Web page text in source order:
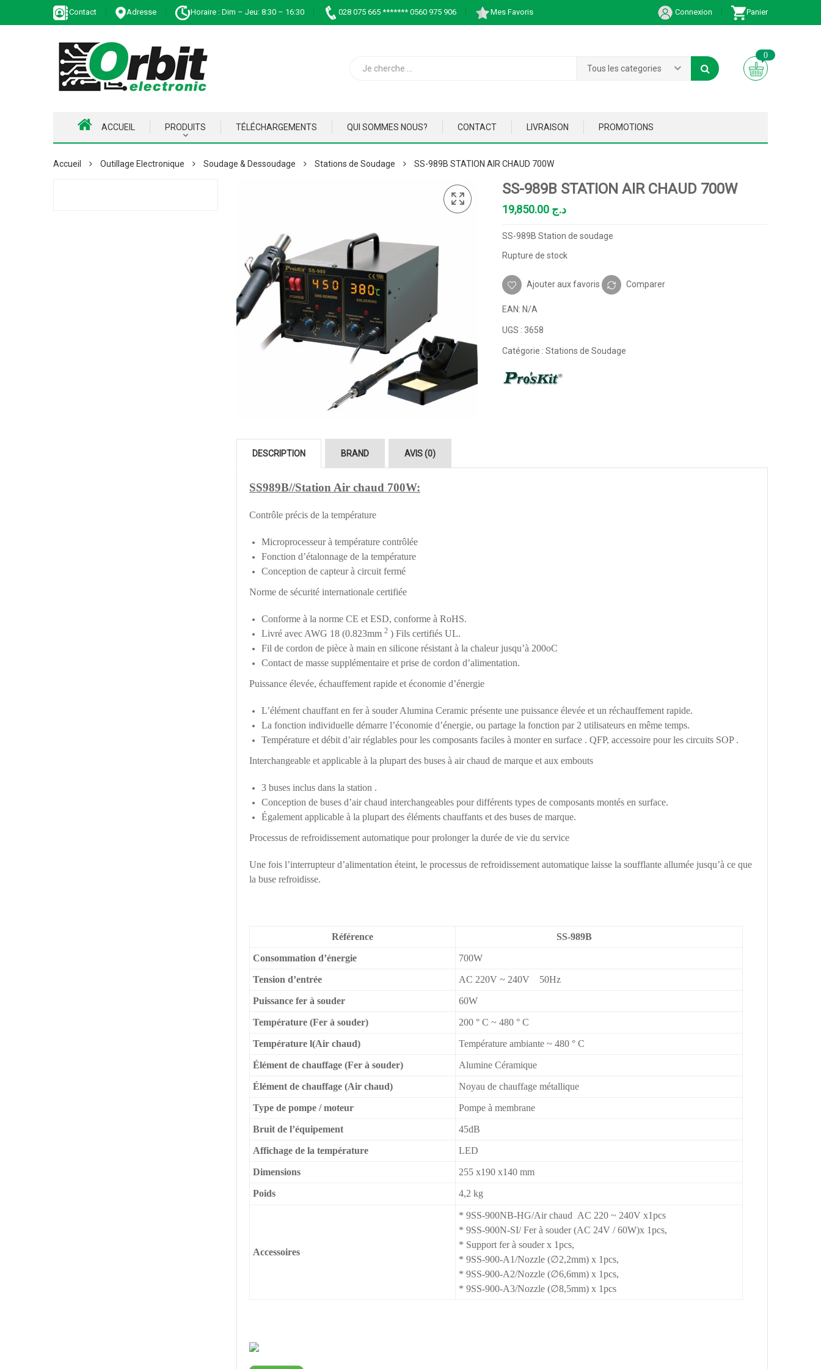
Contact Adresse Horaire : Dim – Jeu: 8:30 – 16:30 028 075 665 ******* 0560 975 906 Mes Favoris Connexion Panier
Tous les categories
0
ACCUEIL PRODUITS TÉLÉCHARGEMENTS QUI SOMMES NOUS? CONTACT LIVRAISON PROMOTIONS
Accueil Outillage Electronique Soudage & Dessoudage Stations de Soudage SS-989B STATION AIR CHAUD 700W
SS-989B STATION AIR CHAUD 700W
د.ج
SS-989B Station de soudage
Rupture de stock
Ajouter aux favoris Comparer
EAN: N/A
UGS : 3658
Catégorie : Stations de Soudage
DESCRIPTION BRAND AVIS (0)
SS989B//Station Air chaud 700W:
Contrôle précis de la température
Microprocesseur à température contrôlée
Fonction d’étalonnage de la température
Conception de capteur à circuit fermé
Norme de sécurité internationale certifiée
Conforme à la norme CE et ESD, conforme à RoHS.
Livré avec AWG 18 (0.823mm 2 ) Fils certifiés UL.
Fil de cordon de pièce à main en silicone résistant à la chaleur jusqu’à 200oC
Contact de masse supplémentaire et prise de cordon d’alimentation.
Puissance élevée, échauffement rapide et économie d’énergie
L’élément chauffant en fer à souder Alumina Ceramic présente une puissance élevée et un réchauffement rapide.
La fonction individuelle démarre l’économie d’énergie, ou partage la fonction par 2 utilisateurs en même temps.
Température et débit d’air réglables pour les composants faciles à monter en surface . QFP, accessoire pour les circuits SOP .
Interchangeable et applicable à la plupart des buses à air chaud de marque et aux embouts
3 buses inclus dans la station .
Conception de buses d’air chaud interchangeables pour différents types de composants montés en surface.
Également applicable à la plupart des éléments chauffants et des buses de marque.
Processus de refroidissement automatique pour prolonger la durée de vie du service
Une fois l’interrupteur d’alimentation éteint, le processus de refroidissement automatique laisse la soufflante allumée jusqu’à ce que
la buse refroidisse.
Référence SS-989B
Consommation d’énergie 700W
Tension d’entrée AC 220V ~ 240V 50Hz
Puissance fer à souder 60W
Température (Fer à souder) 200 ° C ~ 480 ° C
Température l(Air chaud) Température ambiante ~ 480 ° C
Élément de chauffage (Fer à souder) Alumine Céramique
Élément de chauffage (Air chaud) Noyau de chauffage métallique
Type de pompe / moteur Pompe à membrane
Bruit de l’équipement 45dB
Affichage de la température LED
Dimensions 255 x190 x140 mm
Poids 4,2 kg
Accessoires
* 9SS-900NB-HG/Air chaud AC 220 ~ 240V x1pcs
* 9SS-900N-SI/ Fer à souder (AC 24V / 60W)x 1pcs,
* Support fer à souder x 1pcs,
* 9SS-900-A1/Nozzle (∅2,2mm) x 1pcs,
* 9SS-900-A2/Nozzle (∅6,6mm) x 1pcs,
* 9SS-900-A3/Nozzle (∅8,5mm) x 1pcs